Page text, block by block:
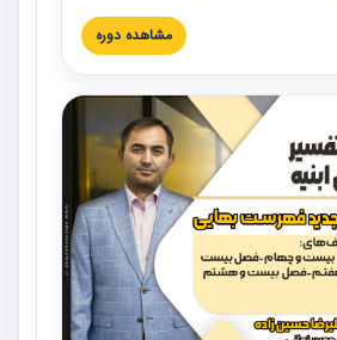
صنعتی شریف ارائه شد. در این آموزش
و مدارک پیمان، اولویت بندی اسناد
عملی در این خصوص ارائه شده است.
مشاهده دوره